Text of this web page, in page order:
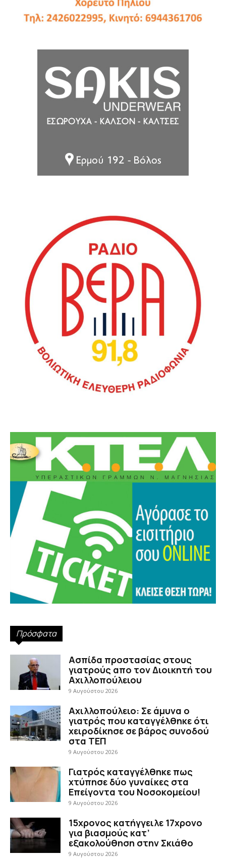
Πρόσφατα
Ασπίδα προστασίας στους
γιατρούς απο τον Διοικητή του
Αχιλλοπούλειου
9 Αυγούστου 2026
Αχιλλοπούλειο: Σε άμυνα ο
γιατρός που καταγγέλθηκε ότι
χειροδίκησε σε βάρος συνοδού
στα ΤΕΠ
9 Αυγούστου 2026
Γιατρός καταγγέλθηκε πως
χτύπησε δύο γυναίκες στα
Επείγοντα του Νοσοκομείου!
9 Αυγούστου 2026
15χρονος κατήγγειλε 17χρονο
για βιασμούς κατ’
εξακολούθηση στην Σκιάθο
9 Αυγούστου 2026